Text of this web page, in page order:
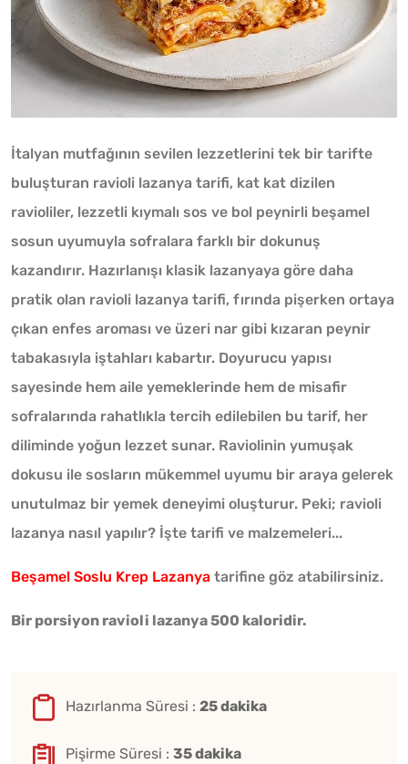
İtalyan mutfağının sevilen lezzetlerini tek bir tarifte
buluşturan ravioli lazanya tarifi, kat kat dizilen
ravioliler, lezzetli kıymalı sos ve bol peynirli beşamel
sosun uyumuyla sofralara farklı bir dokunuş
kazandırır. Hazırlanışı klasik lazanyaya göre daha
pratik olan ravioli lazanya tarifi, fırında pişerken ortaya
çıkan enfes aroması ve üzeri nar gibi kızaran peynir
tabakasıyla iştahları kabartır. Doyurucu yapısı
sayesinde hem aile yemeklerinde hem de misafir
sofralarında rahatlıkla tercih edilebilen bu tarif, her
diliminde yoğun lezzet sunar. Raviolinin yumuşak
dokusu ile sosların mükemmel uyumu bir araya gelerek
unutulmaz bir yemek deneyimi oluşturur. Peki; ravioli
lazanya nasıl yapılır? İşte tarifi ve malzemeleri...
Beşamel Soslu Krep Lazanya tarifine göz atabilirsiniz.
Bir porsiyon ravioli lazanya 500 kaloridir.
Hazırlanma Süresi : 25 dakika
Pişirme Süresi : 35 dakika